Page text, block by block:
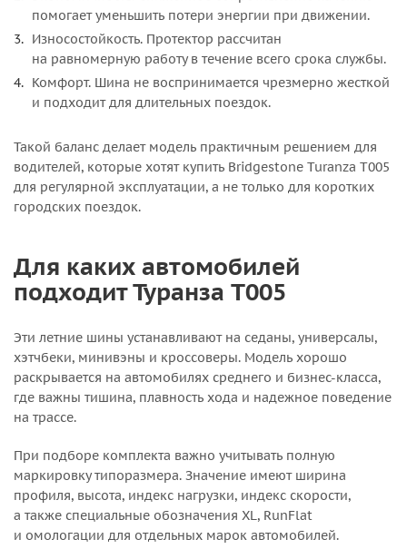
помогает уменьшить потери энергии при движении.
Износостойкость. Протектор рассчитан
на равномерную работу в течение всего срока службы.
Комфорт. Шина не воспринимается чрезмерно жесткой
и подходит для длительных поездок.
Такой баланс делает модель практичным решением для
водителей, которые хотят купить Bridgestone Turanza T005
для регулярной эксплуатации, а не только для коротких
городских поездок.
Для каких автомобилей
подходит Туранза T005
Эти летние шины устанавливают на седаны, универсалы,
хэтчбеки, минивэны и кроссоверы. Модель хорошо
раскрывается на автомобилях среднего и бизнес-класса,
где важны тишина, плавность хода и надежное поведение
на трассе.
При подборе комплекта важно учитывать полную
маркировку типоразмера. Значение имеют ширина
профиля, высота, индекс нагрузки, индекс скорости,
а также специальные обозначения XL, RunFlat
и омологации для отдельных марок автомобилей.